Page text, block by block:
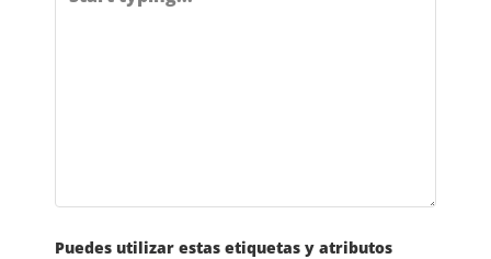
Puedes utilizar estas etiquetas y atributos